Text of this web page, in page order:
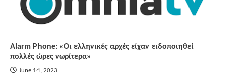
Alarm Phone: «Οι ελληνικές αρχές είχαν ειδοποιηθεί
πολλές ώρες νωρίτερα»
June 14, 2023